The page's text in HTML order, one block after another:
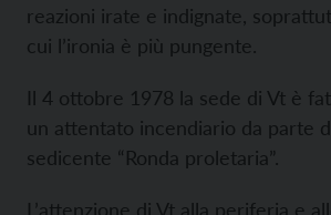
reazioni irate e indignate,
cui l’ironia è più pungente.
Il 4 ottobre 1978 la sede di Vt è
un attentato incendiario da parte
sedicente “Ronda proletaria”.
L’attenzione di Vt alla periferia e